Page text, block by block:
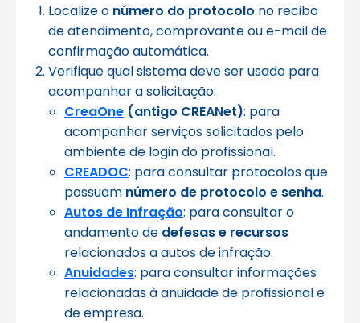
Localize o número do protocolo no recibo
de atendimento, comprovante ou e-mail de
confirmação automática.
Verifique qual sistema deve ser usado para
acompanhar a solicitação:
CreaOne (antigo CREANet): para
acompanhar serviços solicitados pelo
ambiente de login do profissional.
CREADOC: para consultar protocolos que
possuam número de protocolo e senha.
Autos de Infração: para consultar o
andamento de defesas e recursos
relacionados a autos de infração.
Anuidades: para consultar informações
relacionadas à anuidade de profissional e
de empresa.